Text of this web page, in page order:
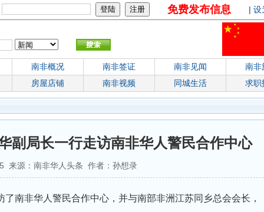
免费发布信息 | 设
南非概况 南非签证 南非见闻
南非
房屋店铺
南非视频 同城生活 求职
副局长一行走访南非华人警民合作中心
来源：南非华人头条 作者：孙想录
了南非华人警民合作中心，并与南部非洲江苏同乡总会会长，